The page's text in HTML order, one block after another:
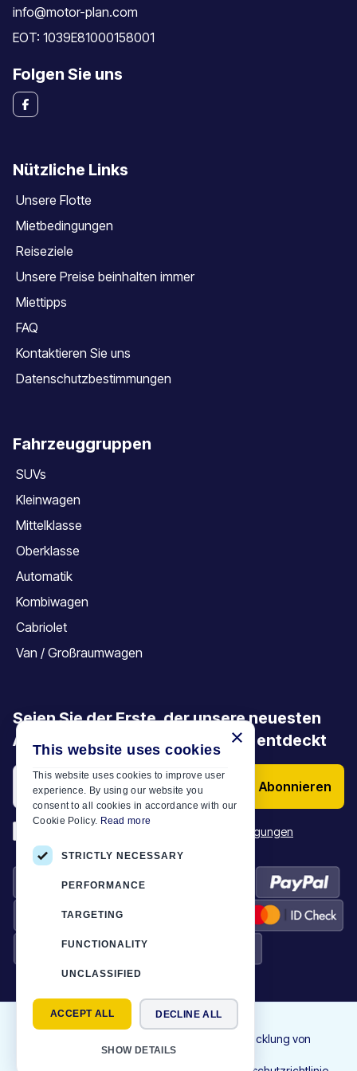
info@motor-plan.com
EOT: 1039E81000158001
Folgen Sie uns
Nützliche Links
Unsere Flotte
Mietbedingungen
Reiseziele
Unsere Preise beinhalten immer
Miettipps
FAQ
Kontaktieren Sie uns
Datenschutzbestimmungen
Fahrzeuggruppen
SUVs
Kleinwagen
Mittelklasse
Oberklasse
Automatik
Kombiwagen
Cabriolet
Van / Großraumwagen
Seien Sie der Erste, der unsere neuesten
Angebote, Aktionen und Artikel entdeckt
Abonnieren
Allgemeinen Geschäftsbedingungen
©2026
Alle Rechte vorbehalten. Design und Entwicklung von
NETMECHANICS
×
This website uses cookies
This website uses cookies to improve user
experience. By using our website you
consent to all cookies in accordance with our
Cookie Policy. Read more
STRICTLY NECESSARY
PERFORMANCE
TARGETING
FUNCTIONALITY
UNCLASSIFIED
ACCEPT ALL DECLINE ALL
SHOW DETAILS